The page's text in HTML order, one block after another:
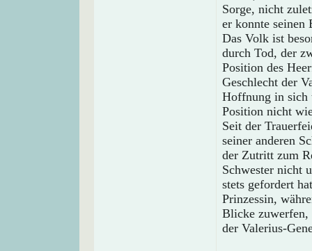
Sorge, nicht
er konnte seinen
Das Volk ist
durch Tod, der
Position des
Geschlecht der
Hoffnung in sich
Position nicht
Seit der
seiner anderen
der Zutritt zum
Schwester nicht
stets gefordert
Prinzessin,
Blicke
der Valerius-